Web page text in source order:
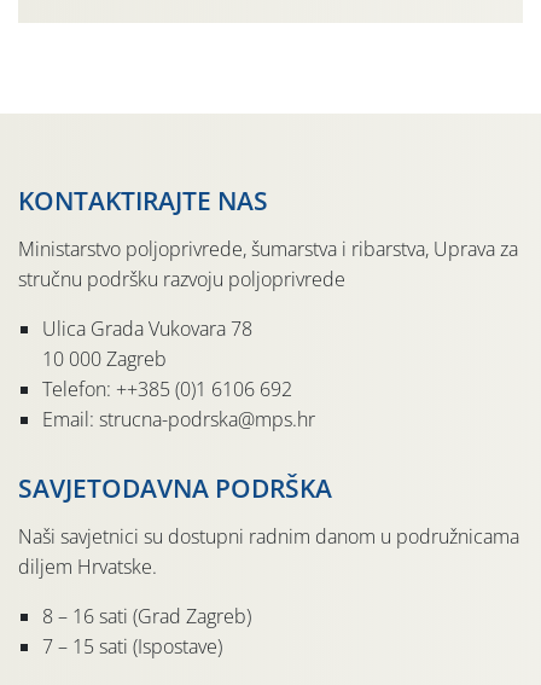
KONTAKTIRAJTE NAS
Ministarstvo poljoprivrede, šumarstva i ribarstva, Uprava za
stručnu podršku razvoju poljoprivrede
Ulica Grada Vukovara 78
10 000 Zagreb
Telefon: ++385 (0)1 6106 692
Email: strucna-podrska@mps.hr
SAVJETODAVNA PODRŠKA
Naši savjetnici su dostupni radnim danom u podružnicama
diljem Hrvatske.
8 – 16 sati (Grad Zagreb)
7 – 15 sati (Ispostave)